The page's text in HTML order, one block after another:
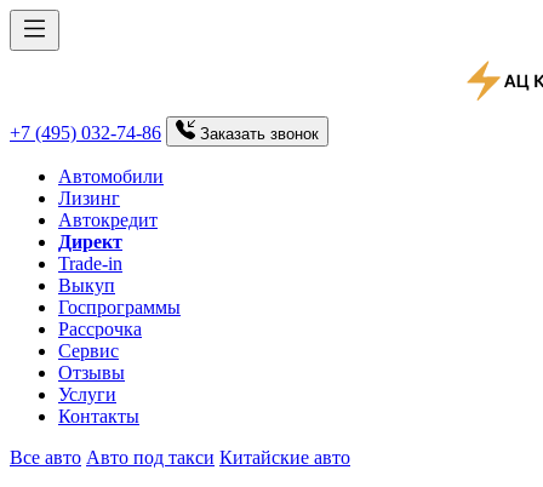
+7 (495) 032-74-86 Заказать звонок
Автомобили
Лизинг
Автокредит
Директ
Trade-in
Выкуп
Госпрограммы
Рассрочка
Сервис
Отзывы
Услуги
Контакты
Все авто Авто под такси Китайские авто